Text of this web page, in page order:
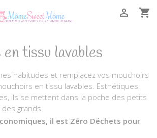


tissu lavables
habitudes et remplacez vos mouchoirs
en tissu lavables. Esthétiques,
ils se mettent dans la poche des petits
grands.
il est Zéro Déchets pour